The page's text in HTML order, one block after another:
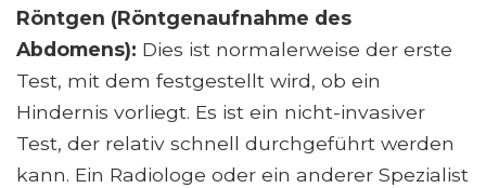
Röntgen (Röntgenaufnahme des
Abdomens): Dies ist normalerweise der erste
Test, mit dem festgestellt wird, ob ein
Hindernis vorliegt. Es ist ein nicht-invasiver
Test, der relativ schnell durchgeführt werden
kann. Ein Radiologe oder ein anderer Spezialist